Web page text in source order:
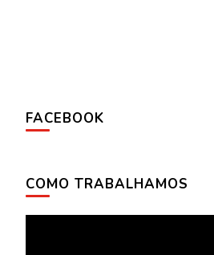
FACEBOOK
COMO TRABALHAMOS